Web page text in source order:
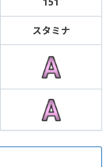
スタミナ